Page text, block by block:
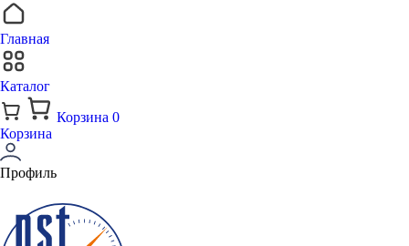
Главная
Каталог
Корзина 0
Корзина
Профиль